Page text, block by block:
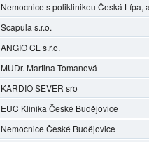
Nemocnice s poliklinikou Česká Lípa,
Scapula s.r.o.
ANGIO CL s.r.o.
MUDr. Martina Tomanová
KARDIO SEVER sro
EUC Klinika České Budějovice
Nemocnice České Budějovice